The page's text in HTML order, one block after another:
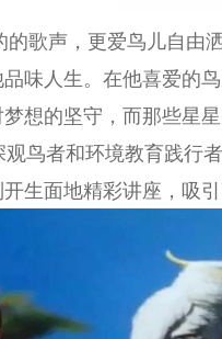
声，更爱鸟儿自由
味人生。在他喜爱的
想的坚守，而那些星星
者和环境教育践行者
生面地精彩讲座，吸引